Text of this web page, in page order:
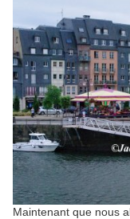
Maintenant que nous